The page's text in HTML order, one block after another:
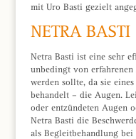
mit Uro Basti gezielt
NETRA BASTI
Netra Basti ist eine sehr
unbedingt von
werden sollte, da sie
behandelt – die Augen.
oder entzündeten Augen
Netra Basti die
als Begleitbehandlung